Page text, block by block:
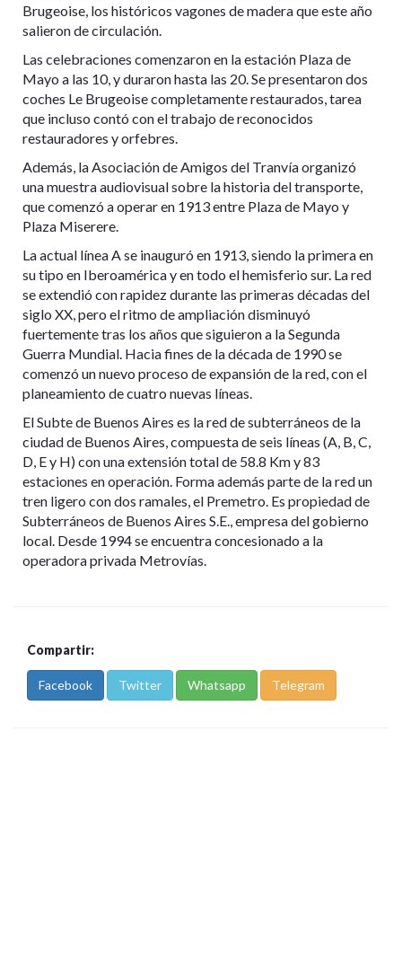
Brugeoise, los históricos vagones de madera que este año
salieron de circulación.
Las celebraciones comenzaron en la estación Plaza de
Mayo a las 10, y duraron hasta las 20. Se presentaron dos
coches Le Brugeoise completamente restaurados, tarea
que incluso contó con el trabajo de reconocidos
restauradores y orfebres.
Además, la Asociación de Amigos del Tranvía organizó
una muestra audiovisual sobre la historia del transporte,
que comenzó a operar en 1913 entre Plaza de Mayo y
Plaza Miserere.
La actual línea A se inauguró en 1913, siendo la primera en
su tipo en Iberoamérica y en todo el hemisferio sur. La red
se extendió con rapidez durante las primeras décadas del
siglo XX, pero el ritmo de ampliación disminuyó
fuertemente tras los años que siguieron a la Segunda
Guerra Mundial. Hacia fines de la década de 1990 se
comenzó un nuevo proceso de expansión de la red, con el
planeamiento de cuatro nuevas líneas.
El Subte de Buenos Aires es la red de subterráneos de la
ciudad de Buenos Aires, compuesta de seis líneas (A, B, C,
D, E y H) con una extensión total de 58.8 Km y 83
estaciones en operación. Forma además parte de la red un
tren ligero con dos ramales, el Premetro. Es propiedad de
Subterráneos de Buenos Aires S.E., empresa del gobierno
local. Desde 1994 se encuentra concesionado a la
operadora privada Metrovías.
Compartir:
Facebook Twitter Whatsapp Telegram